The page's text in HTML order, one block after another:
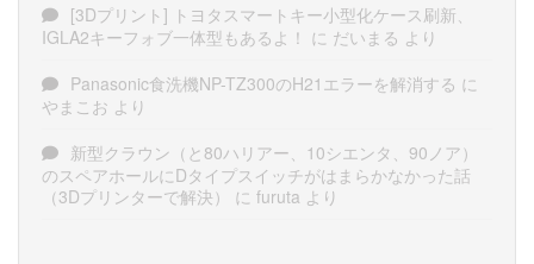
[3Dプリント] トヨタスマートキー小型化ケース刷新、
IGLA2キーフォブ一体型もあるよ！ に だいまる より
Panasonic食洗機NP-TZ300のH21エラーを解消する に
やまこお より
新型クラウン（と80ハリアー、10シエンタ、90ノア）
のスペアホールにDタイプスイッチがはまらかなかった話
（3Dプリンターで解決）
に furuta より